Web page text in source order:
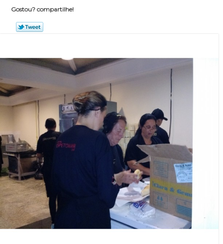
Gostou? compartilhe!